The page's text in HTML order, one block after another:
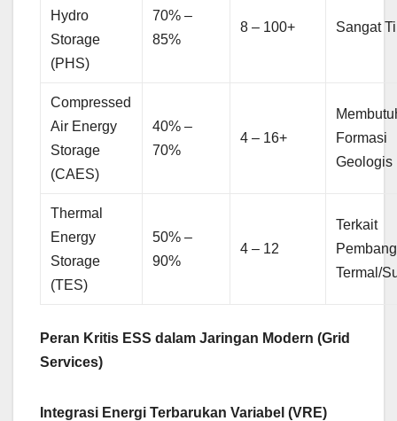
Hydro
Storage
(PHS)
70% –
85%
8 – 100+ Sangat
Compressed
Air Energy
Storage
(CAES)
40% –
70%
4 – 16+
Formasi
Geologis
Thermal
Energy
Storage
(TES)
50% –
90%
4 – 12
Terkait
Termal/
Peran Kritis ESS dalam Jaringan Modern (Grid
Services)
Integrasi Energi Terbarukan Variabel (VRE)